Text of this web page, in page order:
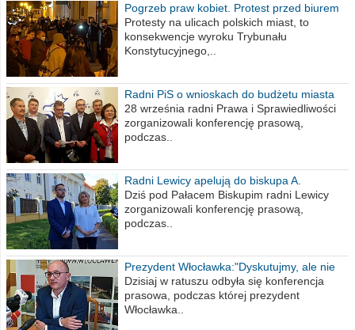
Pogrzeb praw kobiet. Protest przed biurem
poselskim PiS
Protesty na ulicach polskich miast, to
konsekwencje wyroku Trybunału
Konstytucyjnego,..
Radni PiS o wnioskach do budżetu miasta
na 2021 rok
28 września radni Prawa i Sprawiedliwości
zorganizowali konferencję prasową,
podczas..
Radni Lewicy apelują do biskupa A.
Wiesława Meringa
Dziś pod Pałacem Biskupim radni Lewicy
zorganizowali konferencję prasową,
podczas..
Prezydent Włocławka:"Dyskutujmy, ale nie
obrażajmy się”
Dzisiaj w ratuszu odbyła się konferencja
prasowa, podczas której prezydent
Włocławka..